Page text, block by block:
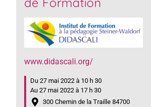
www.didascali.org/
Du 27 mai 2022 à 10 h 30
Au 27 mai 2022 à 17 h 30
300 Chemin de la Traille 84700